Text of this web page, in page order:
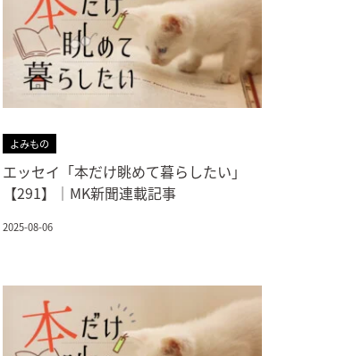
よみもの
エッセイ「本だけ眺めて暮らしたい」
【291】｜MK新聞連載記事
2025-08-06